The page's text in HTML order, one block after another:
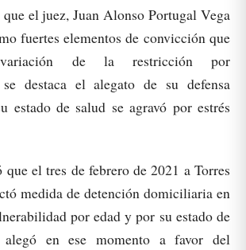
el juez, Juan Alonso Portugal Vega
fuertes elementos de convicción que
de la restricción por
se destaca el alegato de su defensa
estado de salud se agravó por estrés
que el tres de febrero de 2021 a Torres
medida de detención domiciliaria en
por edad y por su estado de
alegó en ese momento a favor del